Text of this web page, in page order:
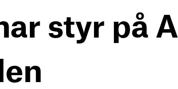
styr på